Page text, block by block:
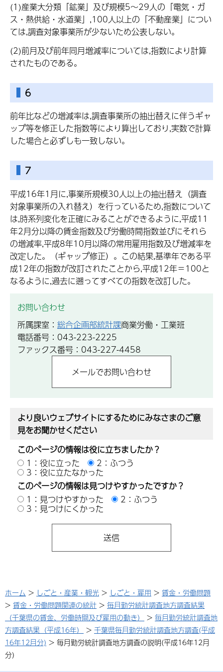
(1)産業大分類「鉱業」及び規模5～29人の「電気・ガ
ス・熱供給・水道業」,100人以上の「不動産業」につい
ては,調査対象事業所が少ないため公表しない。
(2)前月及び前年同月増減率については,指数により計算
されたものである。
6
前年比などの増減率は,調査事業所の抽出替えに伴うギャ
ップ等を修正した指数等により算出しており,実数で計算
した場合と必ずしも一致しない。
7
平成16年1月に,事業所規模30人以上の抽出替え（調査
対象事業所の入れ替え）を行っているため,指数について
は,時系列変化を正確にみることができるように,平成11
年2月分以降の賃金指数及び労働時間指数並びにそれら
の増減率,平成8年10月以降の常用雇用指数及び増減率を
改定した。（ギャップ修正）。この結果,基準年である平
成12年の指数が改訂されたことから,平成12年＝100と
なるように,過去に遡ってすべての指数を改訂した。
お問い合わせ
所属課室： 総合企画部統計課商業労働・工業班
電話番号：043-223-2225
ファックス番号：043-227-4458
より良いウェブサイトにするためにみなさまのご意
見をお聞かせください
このページの情報は役に立ちましたか？
1：役に立った
2：ふつう
3：役に立たなかった
このページの情報は見つけやすかったですか？
1：見つけやすかった
2：ふつう
3：見つけにくかった
ホーム > しごと・産業・観光 > しごと・雇用 > 賃金・労働問題
> 賃金・労働問題関連の統計 > 毎月勤労統計調査地方調査結果
（千葉県の賃金、労働時間及び雇用の動き）
> 毎月勤労統計調査地
方調査結果（平成16年）
> 千葉県毎月勤労統計調査地方調査(平成
16年12月分) > 毎月勤労統計調査地方調査の説明(平成16年12月
分)